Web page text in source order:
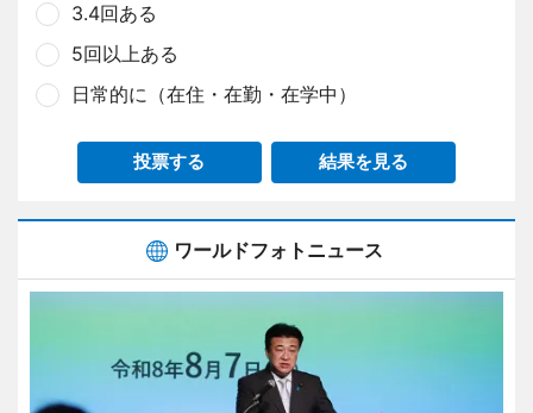
3.4回ある
5回以上ある
日常的に（在住・在勤・在学中）
投票する 結果を見る
ワールドフォトニュース